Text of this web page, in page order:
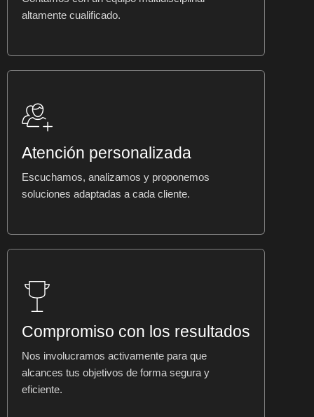
altamente cualificado.
Atención personalizada
Escuchamos, analizamos y proponemos
soluciones adaptadas a cada cliente.
Compromiso con los resultados
Nos involucramos activamente para que
alcances tus objetivos de forma segura y
eficiente.